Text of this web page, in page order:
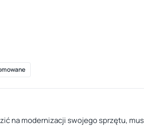
na modernizacji swojego sprzętu,